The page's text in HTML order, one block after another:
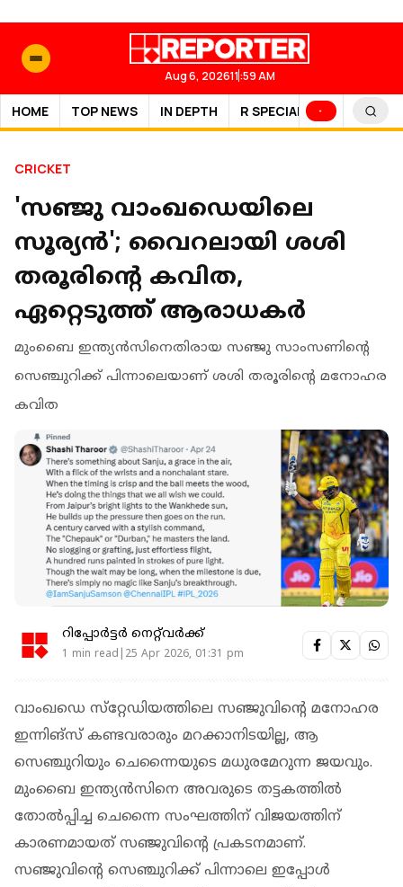
Aug 6, 202611:59 AM
HOME TOP NEWS IN DEPTH R SPECIAL SPORTS
CRICKET
'സഞ്ജു വാംഖഡെയിലെ
സൂര്യന്‍'; വൈറലായി ശശി
തരൂരിന്റെ കവിത,
ഏറ്റെടുത്ത് ആരാധകര്‍
മുംബൈ ഇന്ത്യന്‍സിനെതിരായ സഞ്ജു സാംസണിന്റെ
സെഞ്ചുറിക്ക് പിന്നാലെയാണ് ശശി തരൂരിന്റെ മനോഹര
കവിത
റിപ്പോർട്ടർ നെറ്റ്‌വര്‍ക്ക്‌
1 min read|25 Apr 2026, 01:31 pm
വാംഖഡെ സ്‌റ്റേഡിയത്തിലെ സഞ്ജുവിന്റെ മനോഹര
ഇന്നിങ്‌സ് കണ്ടവരാരും മറക്കാനിടയില്ല, ആ
സെഞ്ചുറിയും ചെന്നൈയുടെ മധുരമേറുന്ന ജയവും.
മുംബൈ ഇന്ത്യന്‍സിനെ അവരുടെ തട്ടകത്തില്‍
തോല്‍പ്പിച്ച ചെന്നൈ സംഘത്തിന് വിജയത്തിന്
കാരണമായത് സഞ്ജുവിന്റെ പ്രകടനമാണ്.
സഞ്ജുവിന്റെ സെഞ്ചുറിക്ക് പിന്നാലെ ഇപ്പോള്‍